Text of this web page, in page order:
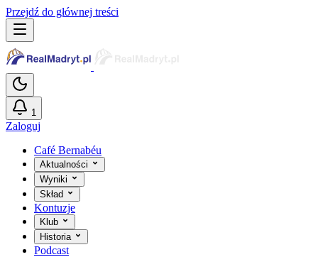
Przejdź do głównej treści
1
Zaloguj
Café Bernabéu
Aktualności
Wyniki
Skład
Kontuzje
Klub
Historia
Podcast